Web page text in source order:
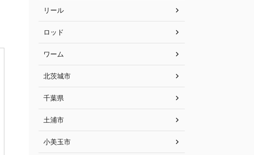
リール
ロッド
ワーム
北茨城市
千葉県
土浦市
小美玉市